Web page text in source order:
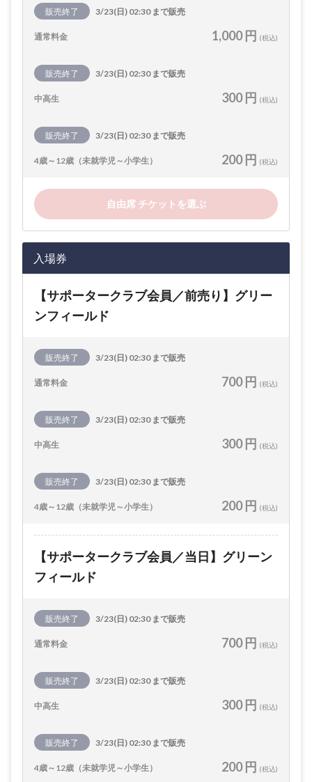
販売終了 3/23(日) 02:30 まで販売
通常料金 1,000 円 (税込)
販売終了 3/23(日) 02:30 まで販売
中高生 300 円 (税込)
販売終了 3/23(日) 02:30 まで販売
4歳～12歳（未就学児～小学生） 200 円 (税込)
自由席 チケットを選ぶ
入場券
【サポータークラブ会員／前売り】グリー
ンフィールド
販売終了 3/23(日) 02:30 まで販売
通常料金 700 円 (税込)
販売終了 3/23(日) 02:30 まで販売
中高生 300 円 (税込)
販売終了 3/23(日) 02:30 まで販売
4歳～12歳（未就学児～小学生） 200 円 (税込)
【サポータークラブ会員／当日】グリーン
フィールド
販売終了 3/23(日) 02:30 まで販売
通常料金 700 円 (税込)
販売終了 3/23(日) 02:30 まで販売
中高生 300 円 (税込)
販売終了 3/23(日) 02:30 まで販売
4歳～12歳（未就学児～小学生） 200 円 (税込)